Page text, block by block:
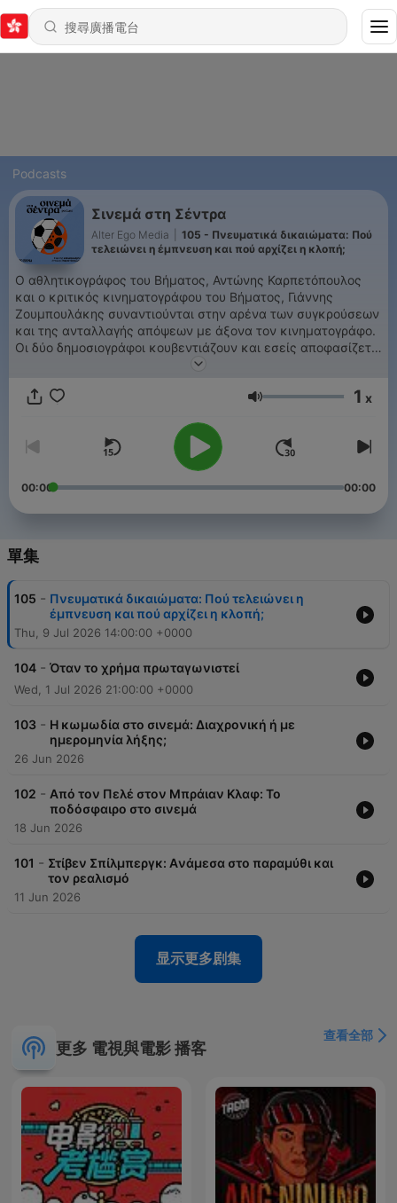
Podcasts
Σινεμά στη Σέντρα
Alter Ego Media
105 - Πνευματικά δικαιώματα: Πού
τελειώνει η έμπνευση και πού αρχίζει η κλοπή;
Ο αθλητικογράφος του Βήματος, Αντώνης Καρπετόπουλος
και ο κριτικός κινηματογράφου του Βήματος, Γιάννης
Ζουμπουλάκης συναντιούνται στην αρένα των συγκρούσεων
και της ανταλλαγής απόψεων με άξονα τον κινηματογράφο.
Οι δύο δημοσιογράφοι κουβεντιάζουν και εσείς αποφασίζετε
音量 1 x
00:00 00:00
單集
105 - Πνευματικά δικαιώματα: Πού τελειώνει η
έμπνευση και πού αρχίζει η κλοπή;
Thu, 9 Jul 2026 14:00:00 +0000
104 - Όταν το χρήμα πρωταγωνιστεί
Wed, 1 Jul 2026 21:00:00 +0000
103 - Η κωμωδία στο σινεμά: Διαχρονική ή με
ημερομηνία λήξης;
26 Jun 2026
102 - Από τον Πελέ στον Μπράιαν Κλαφ: Το
ποδόσφαιρο στο σινεμά
18 Jun 2026
101 - Στίβεν Σπίλμπεργκ: Aνάμεσα στο παραμύθι και
τον ρεαλισμό
11 Jun 2026
显示更多剧集
更多 電視與電影 播客
查看全部